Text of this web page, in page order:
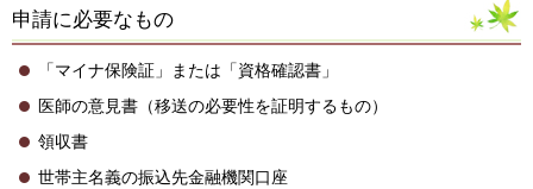
申請に必要なもの
「マイナ保険証」または「資格確認書」
医師の意見書（移送の必要性を証明するもの）
領収書
世帯主名義の振込先金融機関口座